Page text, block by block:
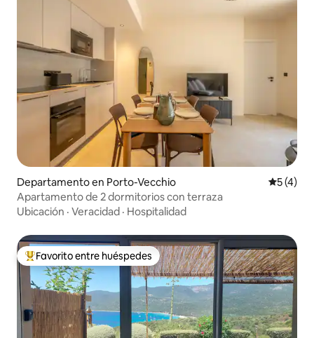
Departamento en Porto-Vecchio
5 (4)
Apartamento de 2 dormitorios con terraza
Ubicación · Veracidad · Hospitalidad
Favorito entre los huéspedes más destacados
Favorito entre huéspedes